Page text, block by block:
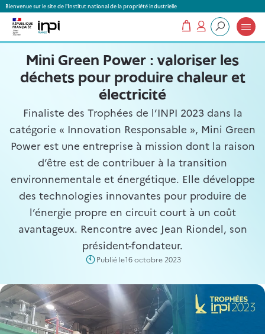
Bienvenue sur le site de l'Institut national de la propriété industrielle
Que recherchez-vous ?
Mon compte
Mon panier
Mini Green Power : valoriser les
déchets pour produire chaleur et
électricité
Finaliste des Trophées de l’INPI 2023 dans la
catégorie « Innovation Responsable », Mini Green
Power est une entreprise à mission dont la raison
d’être est de contribuer à la transition
environnementale et énergétique. Elle développe
des technologies innovantes pour produire de
l’énergie propre en circuit court à un coût
avantageux. Rencontre avec Jean Riondel, son
président-fondateur.
Publié le16 octobre 2023
Panneau de gestion des cookies